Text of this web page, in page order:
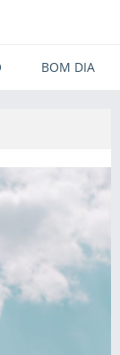
BOM DIA